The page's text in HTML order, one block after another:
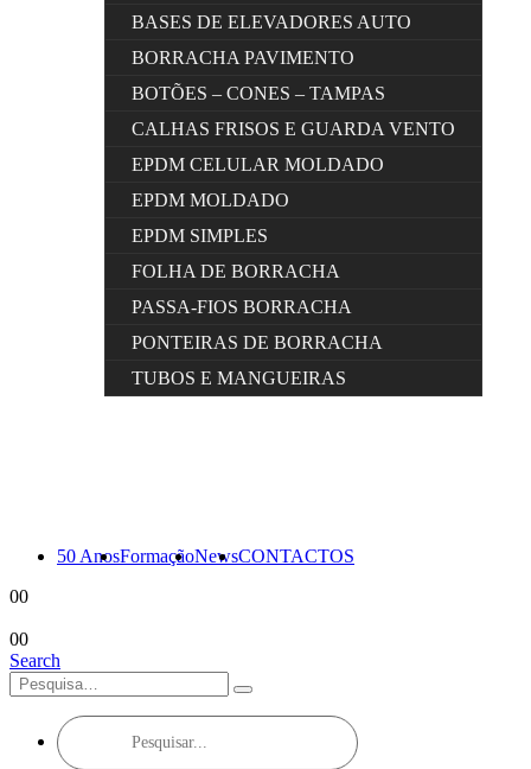
BASES DE ELEVADORES AUTO
BORRACHA PAVIMENTO
BOTÕES – CONES – TAMPAS
CALHAS FRISOS E GUARDA VENTO
EPDM CELULAR MOLDADO
EPDM MOLDADO
EPDM SIMPLES
FOLHA DE BORRACHA
PASSA-FIOS BORRACHA
PONTEIRAS DE BORRACHA
TUBOS E MANGUEIRAS
50 AnosFormaçãoNewsCONTACTOS
00
00
Search
Products
search